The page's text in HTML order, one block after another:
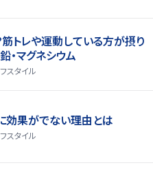
筋トレや運動している方が摂り
・マグネシウム
スタイル
効果がでない理由とは
スタイル